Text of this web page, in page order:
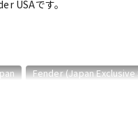
USAです。
Fender (Japan